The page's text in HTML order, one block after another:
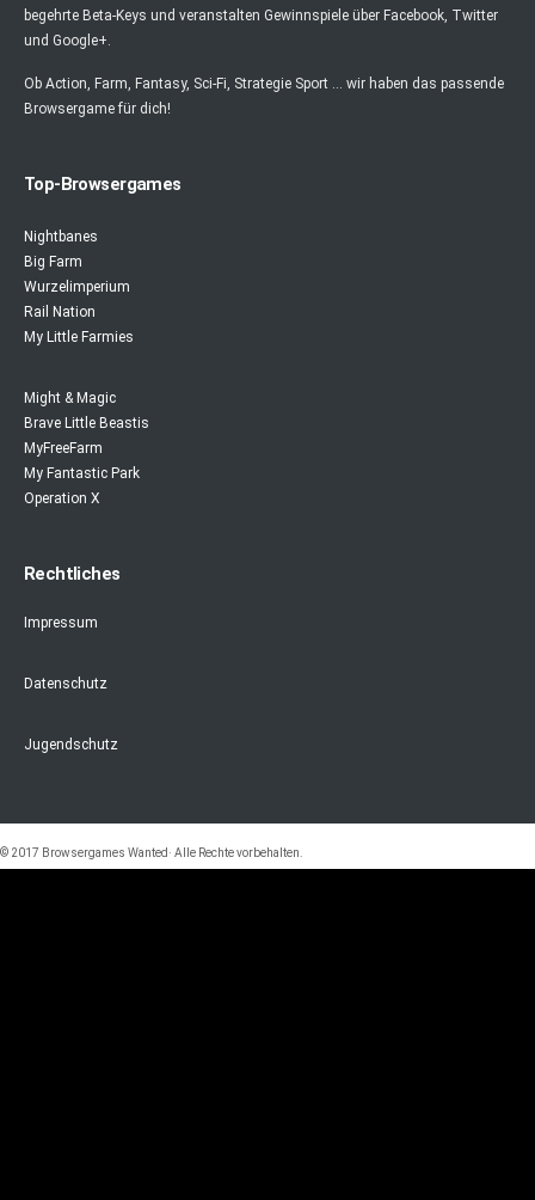
begehrte Beta-Keys und veranstalten Gewinnspiele über Facebook, Twitter
und Google+.
Ob Action, Farm, Fantasy, Sci-Fi, Strategie Sport ... wir haben das passende
Browsergame für dich!
Top-Browsergames
Nightbanes
Big Farm
Wurzelimperium
Rail Nation
My Little Farmies
Might & Magic
Brave Little Beastis
MyFreeFarm
My Fantastic Park
Operation X
Rechtliches
Impressum
Datenschutz
Jugendschutz
© 2017 Browsergames Wanted· Alle Rechte vorbehalten.